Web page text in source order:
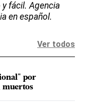
y fácil. Agencia
en español.
Ver todos
por
muertos